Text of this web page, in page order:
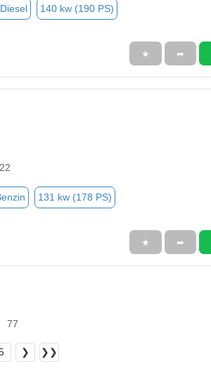
Diesel 140 kw (190 PS)
★ ➦
131 kw (178 PS)
★ ➦
77
❯ ❯❯